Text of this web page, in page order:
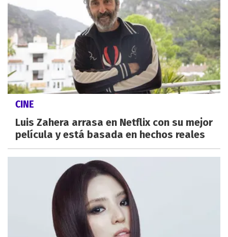
CINE
Luis Zahera arrasa en Netflix con su mejor
película y está basada en hechos reales